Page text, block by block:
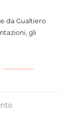
da Gualtiero
gli